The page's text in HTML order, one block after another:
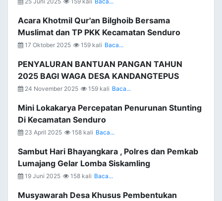
Acara Khotmil Qur'an Bilghoib Bersama
Muslimat dan TP PKK Kecamatan Senduro
17 Oktober 2025 159 kali Baca...
PENYALURAN BANTUAN PANGAN TAHUN
2025 BAGI WAGA DESA KANDANGTEPUS
24 November 2025 159 kali Baca...
Mini Lokakarya Percepatan Penurunan Stunting
Di Kecamatan Senduro
23 April 2025 158 kali Baca...
Sambut Hari Bhayangkara , Polres dan Pemkab
Lumajang Gelar Lomba Siskamling
19 Juni 2025 158 kali Baca...
Musyawarah Desa Khusus Pembentukan